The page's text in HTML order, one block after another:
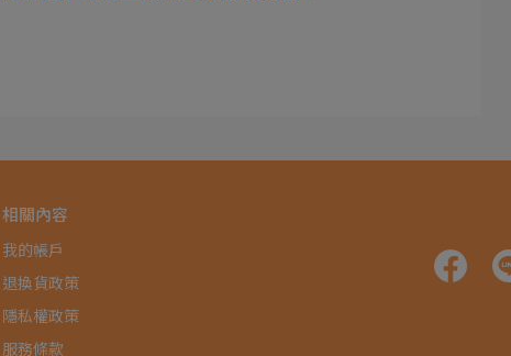
相關內容
我的帳戶
退換貨政策
隱私權政策
服務條款